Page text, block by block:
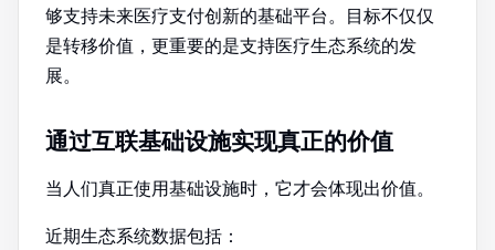
够支持未来医疗支付创新的基础平台。目标不仅仅
是转移价值，更重要的是支持医疗生态系统的发
展。
通过互联基础设施实现真正的价值
当人们真正使用基础设施时，它才会体现出价值。
近期生态系统数据包括：